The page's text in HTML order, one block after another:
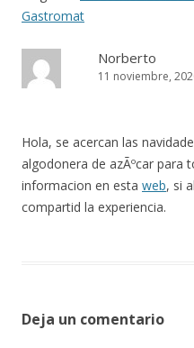
Gastromat
Norberto
11 noviembre,
Hola, se acercan las
algodonera de azÃºcar para
informacion en esta web, si
compartid la experiencia.
Deja un comentario